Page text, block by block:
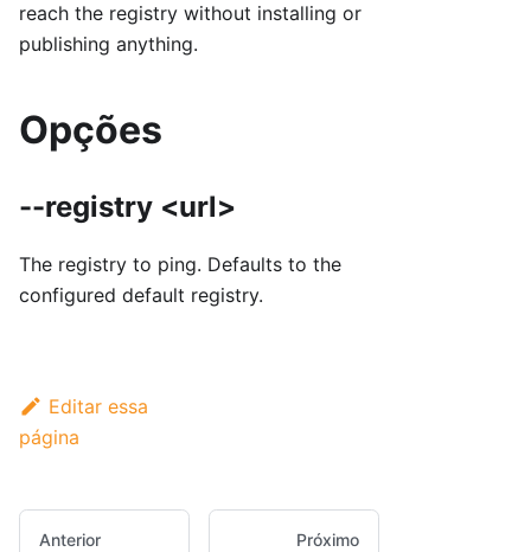
reach the registry without installing or
publishing anything.
Opções
--registry <url>
The registry to ping. Defaults to the
configured default registry.
Editar essa
página
Anterior Próximo